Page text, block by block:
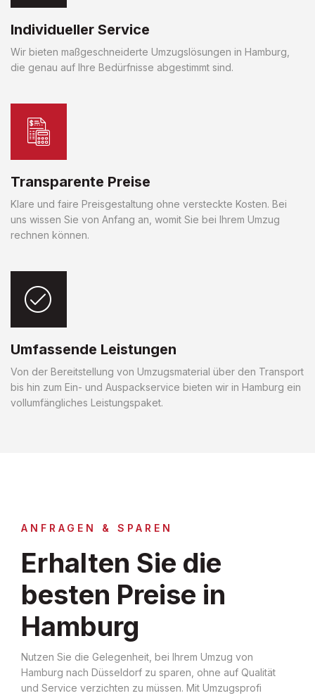
Individueller Service
Wir bieten maßgeschneiderte Umzugslösungen in Hamburg,
die genau auf Ihre Bedürfnisse abgestimmt sind.
Transparente Preise
Klare und faire Preisgestaltung ohne versteckte Kosten. Bei
uns wissen Sie von Anfang an, womit Sie bei Ihrem Umzug
rechnen können.
Umfassende Leistungen
Von der Bereitstellung von Umzugsmaterial über den Transport
bis hin zum Ein- und Auspackservice bieten wir in Hamburg ein
vollumfängliches Leistungspaket.
ANFRAGEN & SPAREN
Erhalten Sie die
besten Preise in
Hamburg
Nutzen Sie die Gelegenheit, bei Ihrem Umzug von
Hamburg nach Düsseldorf zu sparen, ohne auf Qualität
und Service verzichten zu müssen. Mit Umzugsprofi